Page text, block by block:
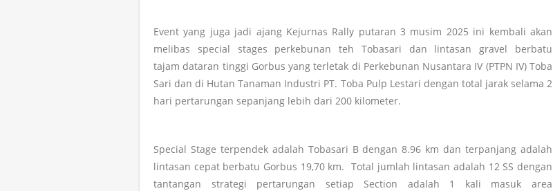
Event yang juga jadi ajang Kejurnas Rally putaran 3 musim 2025 ini kembali akan
melibas special stages perkebunan teh Tobasari dan lintasan gravel berbatu
tajam dataran tinggi Gorbus yang terletak di Perkebunan Nusantara IV (PTPN IV) Toba
Sari dan di Hutan Tanaman Industri PT. Toba Pulp Lestari dengan total jarak selama 2
hari pertarungan sepanjang lebih dari 200 kilometer.
Special Stage terpendek adalah Tobasari B dengan 8.96 km dan terpanjang adalah
lintasan cepat berbatu Gorbus 19,70 km. Total jumlah lintasan adalah 12 SS dengan
tantangan strategi pertarungan setiap Section adalah 1 kali masuk area